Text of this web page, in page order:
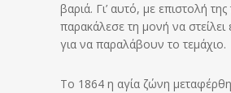
βαριά. Γι’ αυτό, με επιστολή
παρακάλεσε τη μονή να
για να παραλάβουν το τεμάχιο.
Το 1864 η αγία ζώνη